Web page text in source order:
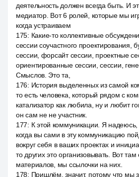
деятельность должен всегда быть. И
медиатор. Вот 6 ролей, которые мы
когда устраиваем
175: Какие-то коллективные
сессии соучастного проектирования,
сессии, форсайт сессии, проектные
ориентированные сессии, сессии,
Смыслов. Это та,
176: История выделенных из самой
то есть человека, который рядом с
катализатор как любила, ну и любит
он сам не не участник.
177: К этой коммуникации. Я надеюсь,
когда вы сами в эту коммуникацию
вокруг себя в ваших проектах и
то других это организовывать. Вот
материалов, мы ссылочки на них.
178: Пришлём, значит, потому что мы